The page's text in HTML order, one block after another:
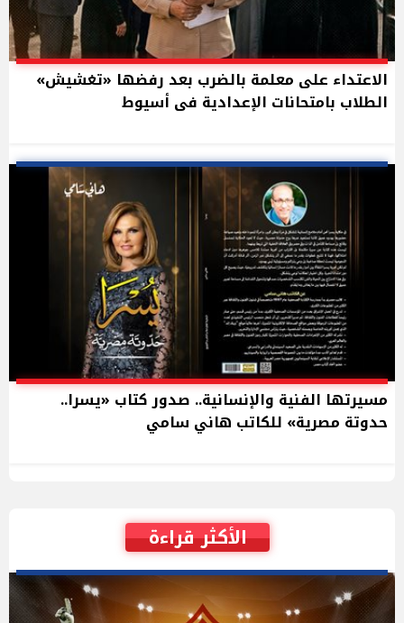
الاعتداء على معلمة بالضرب بعد رفضها «تغشيش»
الطلاب بامتحانات الإعدادية فى أسيوط
مسيرتها الفنية والإنسانية.. صدور كتاب «يسرا..
حدوتة مصرية» للكاتب هاني سامي
الأكثر قراءة